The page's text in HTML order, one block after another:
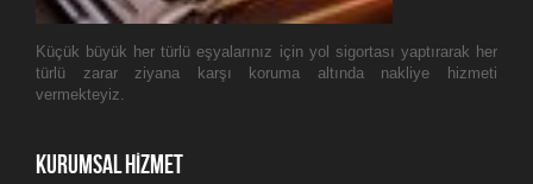
Küçük büyük her türlü eşyalarınız için yol sigortası yaptırarak her
türlü zarar ziyana karşı koruma altında nakliye hizmeti
vermekteyiz.
kURUMSAL HİZMET